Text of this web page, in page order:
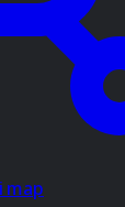
map